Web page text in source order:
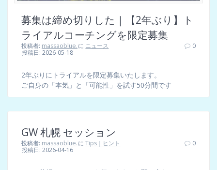
募集は締め切りした｜【2年ぶり】ト
ライアルコーチングを限定募集
投稿者: massaoblue.に ニュース
投稿日: 2026-05-18
0
2年ぶりにトライアルを限定募集いたします。
ご自身の「本気」と「可能性」を試す50分間です
GW 札幌 セッション
投稿者: massaoblue.にTips｜ヒント
投稿日: 2026-04-16
0